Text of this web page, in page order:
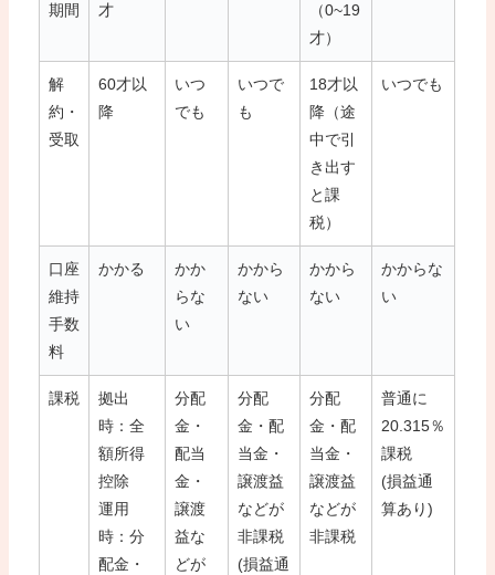
期間
才
（0~19
才）
解
約・
受取
60才以
降
いつ
でも
いつで
も
18才以
降（途
中で引
き出す
と課
税）
いつでも
口座
維持
手数
料
かかる
かか
らな
い
かから
ない
かから
ない
かからな
い
課税
拠出
時：全
額所得
控除
運用
時：分
配金・
分配
金・
配当
金・
譲渡
益な
どが
分配
金・配
当金・
譲渡益
などが
非課税
(損益通
分配
金・配
当金・
譲渡益
などが
非課税
普通に
20.315％
課税
(損益通
算あり)